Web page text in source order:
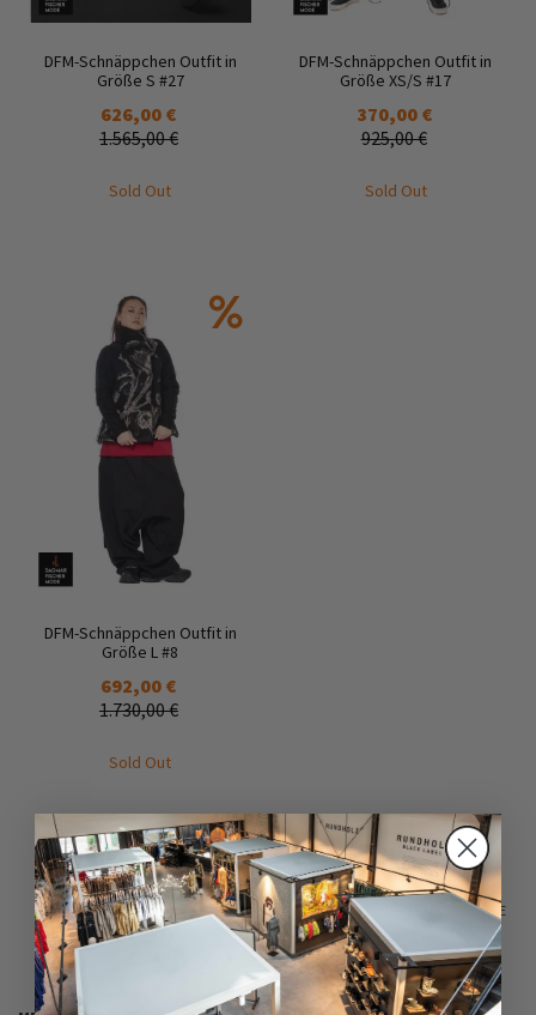
DFM-Schnäppchen Outfit in
Größe S #27
626,00 €
1.565,00 €
Sold Out
DFM-Schnäppchen Outfit in
Größe XS/S #17
370,00 €
925,00 €
Sold Out
DFM-Schnäppchen Outfit in
Größe L #8
692,00 €
1.730,00 €
Sold Out
ANZEIGEN PRO SEITE